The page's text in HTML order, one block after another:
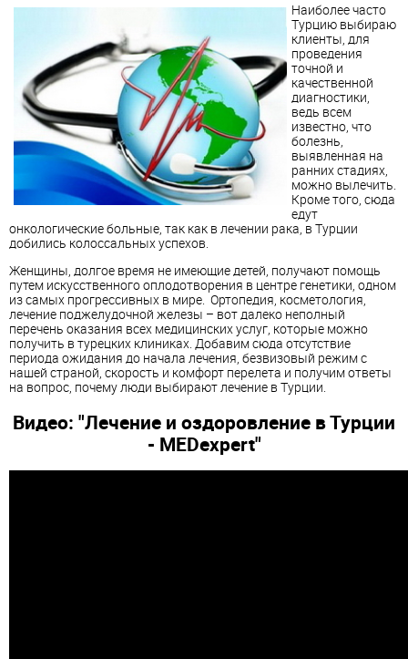
Наиболее часто
Турцию выбираю
клиенты, для
проведения
точной и
качественной
диагностики,
ведь всем
известно, что
болезнь,
выявленная на
ранних стадиях,
можно вылечить.
Кроме того, сюда
едут
онкологические больные, так как в лечении рака, в Турции
добились колоссальных успехов.
Женщины, долгое время не имеющие детей, получают помощь
путем искусственного оплодотворения в центре генетики, одном
из самых прогрессивных в мире. Ортопедия, косметология,
лечение поджелудочной железы – вот далеко неполный
перечень оказания всех медицинских услуг, которые можно
получить в турецких клиниках. Добавим сюда отсутствие
периода ожидания до начала лечения, безвизовый режим с
нашей страной, скорость и комфорт перелета и получим ответы
на вопрос, почему люди выбирают лечение в Турции.
Видео: "Лечение и оздоровление в Турции
- MEDexpert"